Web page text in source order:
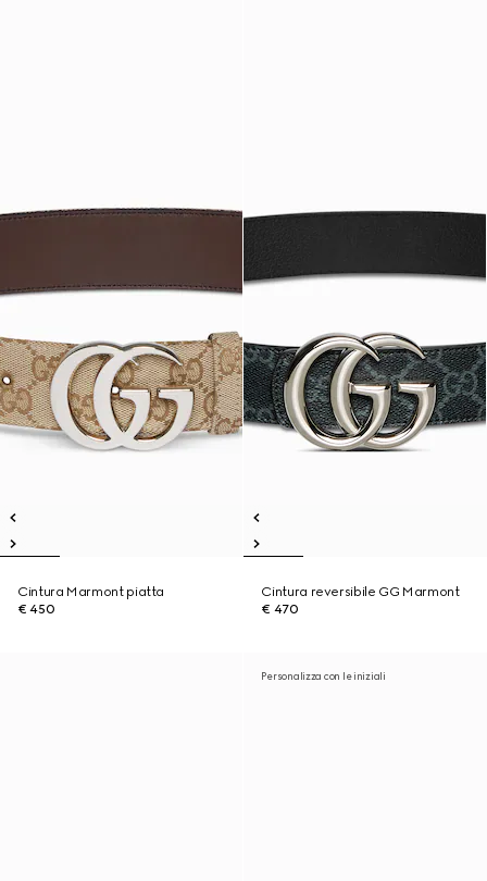
Cintura Marmont piatta
€ 450
Cintura reversibile GG Marmont
€ 470
Personalizza con le iniziali